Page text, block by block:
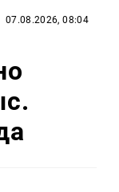
07.08.2026, 08:04